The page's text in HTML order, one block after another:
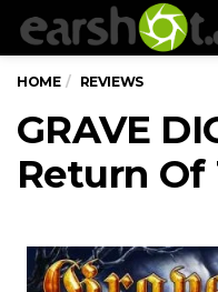
HOME REVIEWS
GRAVE
Return Of